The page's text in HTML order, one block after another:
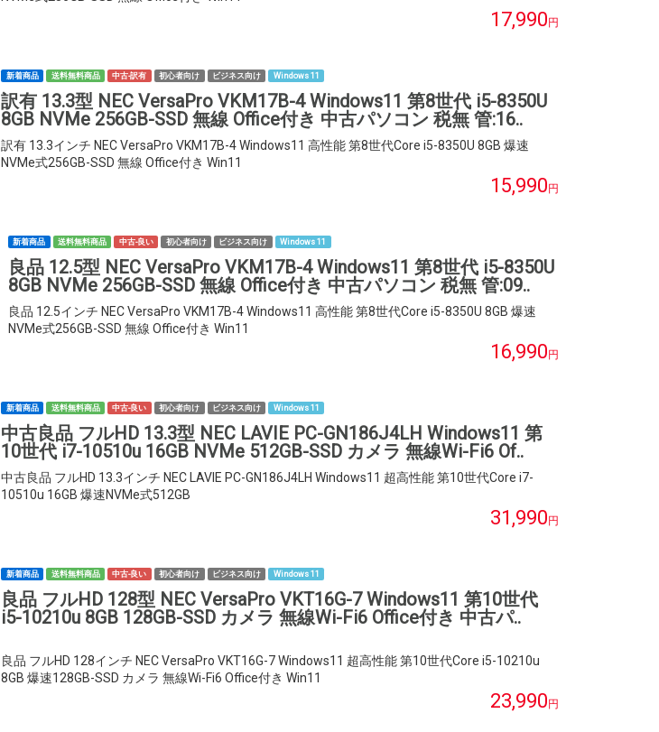
17,990円
新着商品 送料無料商品 中古-訳有 初心者向け ビジネス向け Windows 11
訳有 13.3型 NEC VersaPro VKM17B-4 Windows11 第8世代 i5-8350U
8GB NVMe 256GB-SSD 無線 Office付き 中古パソコン 税無 管:16..
訳有 13.3インチ NEC VersaPro VKM17B-4 Windows11 高性能 第8世代Core i5-8350U 8GB 爆速
NVMe式256GB-SSD 無線 Office付き Win11
15,990円
新着商品 送料無料商品 中古-良い 初心者向け ビジネス向け Windows 11
良品 12.5型 NEC VersaPro VKM17B-4 Windows11 第8世代 i5-8350U
8GB NVMe 256GB-SSD 無線 Office付き 中古パソコン 税無 管:09..
良品 12.5インチ NEC VersaPro VKM17B-4 Windows11 高性能 第8世代Core i5-8350U 8GB 爆速
NVMe式256GB-SSD 無線 Office付き Win11
16,990円
新着商品 送料無料商品 中古-良い 初心者向け ビジネス向け Windows 11
中古良品 フルHD 13.3型 NEC LAVIE PC-GN186J4LH Windows11 第
10世代 i7-10510u 16GB NVMe 512GB-SSD カメラ 無線Wi-Fi6 Of..
中古良品 フルHD 13.3インチ NEC LAVIE PC-GN186J4LH Windows11 超高性能 第10世代Core i7-
10510u 16GB 爆速NVMe式512GB
31,990円
新着商品 送料無料商品 中古-良い 初心者向け ビジネス向け Windows 11
良品 フルHD 128型 NEC VersaPro VKT16G-7 Windows11 第10世代
i5-10210u 8GB 128GB-SSD カメラ 無線Wi-Fi6 Office付き 中古パ..
良品 フルHD 128インチ NEC VersaPro VKT16G-7 Windows11 超高性能 第10世代Core i5-10210u
8GB 爆速128GB-SSD カメラ 無線Wi-Fi6 Office付き Win11
23,990円